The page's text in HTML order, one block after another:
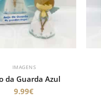
IMAGENS
da Guarda Azul
9.99€